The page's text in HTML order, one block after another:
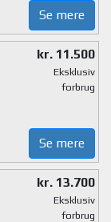
Se mere
kr. 11.500
Eksklusiv
forbrug
Se mere
kr. 13.700
Eksklusiv
forbrug